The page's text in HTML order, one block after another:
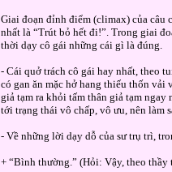
Giai đoạn đỉnh điểm (climax) của câu
nhất là “Trút bỏ hết đi!”. Trong giai
thời dạy cô gái những cái gì là đúng.
- Cái quở trách cô gái hay nhất, theo
có gan ăn mặc hở hang thiếu thốn
giả tạm ra khỏi tấm thân giả tạm
tới trạng thái vô chấp, vô ưu, nên làm
- Về những lời dạy dỗ của sư trụ trì,
+ “Bình thường.” (Hỏi: Vậy, theo thầy